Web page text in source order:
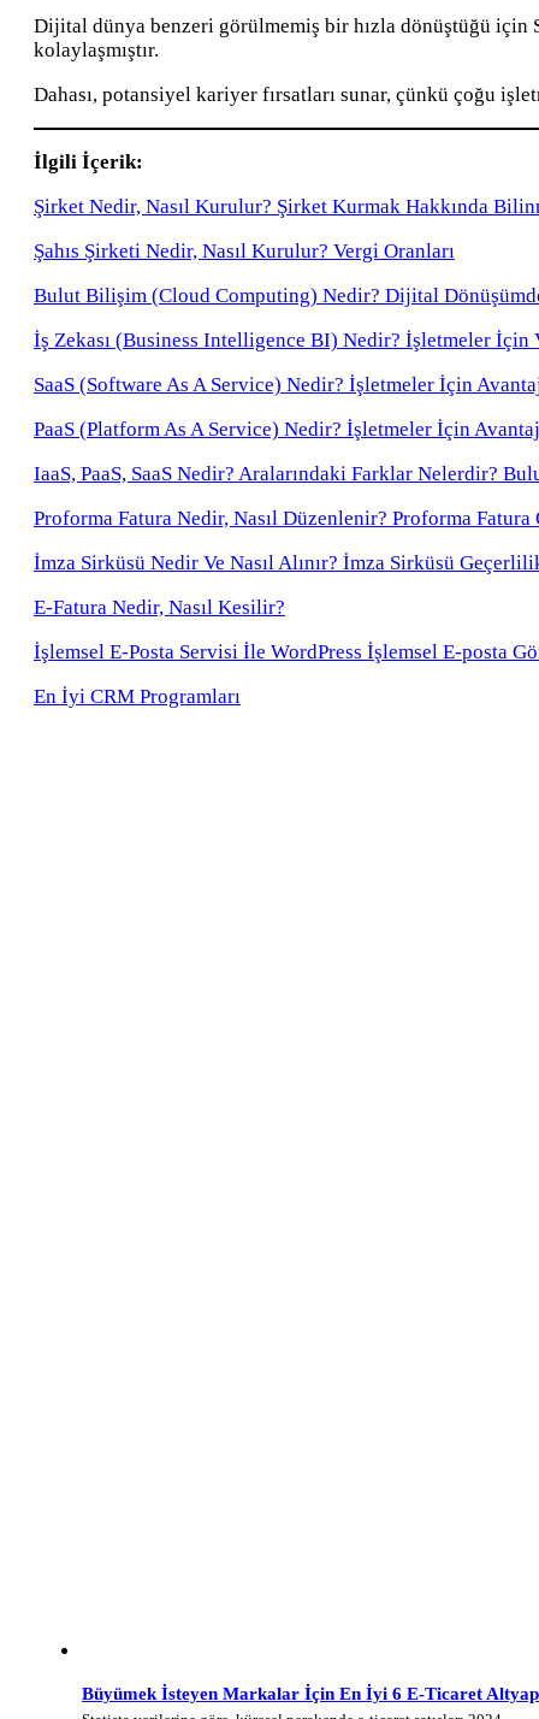
Dijital dünya benzeri görülmemiş bir hızla dönüştüğü için
kolaylaşmıştır.
Dahası, potansiyel kariyer fırsatları sunar, çünkü çoğu
İlgili İçerik:
Şirket Nedir, Nasıl Kurulur? Şirket Kurmak Hakkında
Şahıs Şirketi Nedir, Nasıl Kurulur? Vergi Oranları
Bulut Bilişim (Cloud Computing) Nedir? Dijital
İş Zekası (Business Intelligence BI) Nedir? İşletmeler İçin
SaaS (Software As A Service) Nedir? İşletmeler İçin
PaaS (Platform As A Service) Nedir? İşletmeler İçin
IaaS, PaaS, SaaS Nedir? Aralarındaki Farklar Nelerdir?
Proforma Fatura Nedir, Nasıl Düzenlenir? Proforma
İmza Sirküsü Nedir Ve Nasıl Alınır? İmza Sirküsü
E-Fatura Nedir, Nasıl Kesilir?
İşlemsel E-Posta Servisi İle WordPress İşlemsel E-posta
En İyi CRM Programları
Büyümek İsteyen Markalar İçin En İyi 6 E-Ticaret